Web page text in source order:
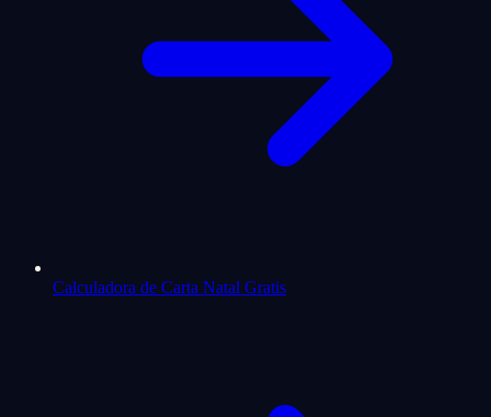
Calculadora de Carta Natal Gratis